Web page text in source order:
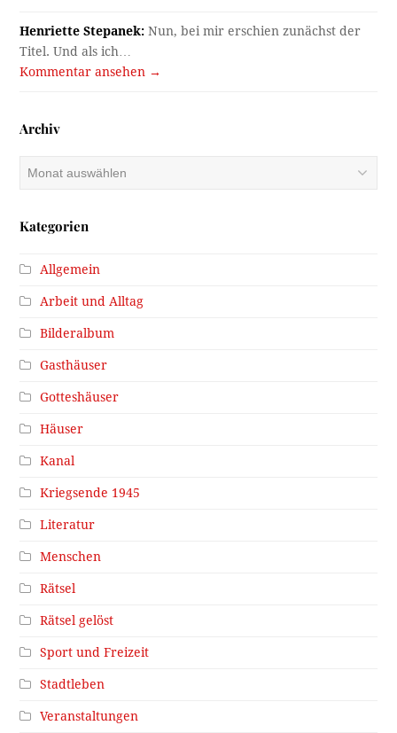
Henriette Stepanek: Nun, bei mir erschien zunächst der
Titel. Und als ich…
Kommentar ansehen →
Archiv
Kategorien
Allgemein
Arbeit und Alltag
Bilderalbum
Gasthäuser
Gotteshäuser
Häuser
Kanal
Kriegsende 1945
Literatur
Menschen
Rätsel
Rätsel gelöst
Sport und Freizeit
Stadtleben
Veranstaltungen